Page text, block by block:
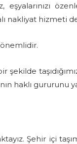
nakliyat hizmeti
haklı gururunu
Şehir içi